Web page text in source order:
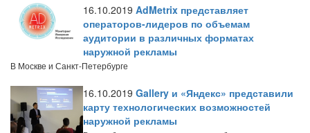
16.10.2019 AdMetrix представляет
операторов-лидеров по объемам
аудитории в различных форматах
наружной рекламы
В Москве и Санкт-Петербурге
16.10.2019 Gallery и «Яндекс» представили
карту технологических возможностей
наружной рекламы